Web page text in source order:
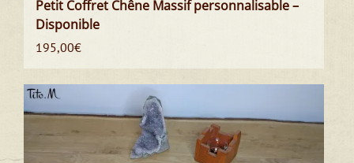
Petit Coffret Chêne Massif personnalisable –
Disponible
195,00€